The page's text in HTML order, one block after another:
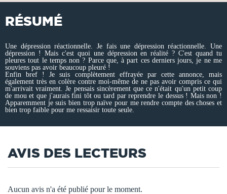
RÉSUMÉ
Une dépression réactionnelle. Je fais une dépression réactionnelle. Une
dépression ! Mais c'est quoi une dépression en réalité ? C'est quand tu
pleures tout le temps non ? Parce que, à part ces derniers jours, je ne me
souviens pas avoir beaucoup pleuré !
Enfin bref ! Je suis complètement effrayée par cette annonce, mais
également très en colère contre moi-même de ne pas avoir compris ce qui
m'arrivait vraiment. Je pensais sincèrement que ce n'était qu'un petit coup
de mou et que j'aurais fini tôt ou tard par reprendre le dessus ! Mais non !
Apparemment je suis bien trop naïve pour me rendre compte des choses et
bien trop faible pour me ressaisir toute seule.
AVIS DES LECTEURS
Aucun avis n'a été publié pour le moment.